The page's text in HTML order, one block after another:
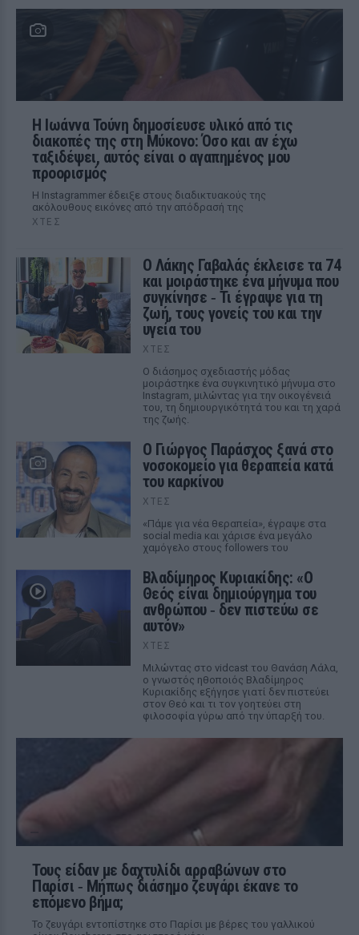
Η Ιωάννα Τούνη δημοσίευσε υλικό από τις
διακοπές της στη Μύκονο: Όσο και αν έχω
ταξιδέψει, αυτός είναι ο αγαπημένος μου
προορισμός
Η Instagrammer έδειξε στους διαδικτυακούς της
ακόλουθους εικόνες από την απόδρασή της
ΧΤΕΣ
Ο Λάκης Γαβαλάς έκλεισε τα 74
και μοιράστηκε ένα μήνυμα που
συγκίνησε ‑ Τι έγραψε για τη
ζωή, τους γονείς του και την
υγεία του
ΧΤΕΣ
Ο διάσημος σχεδιαστής μόδας
μοιράστηκε ένα συγκινητικό μήνυμα στο
Instagram, μιλώντας για την οικογένειά
του, τη δημιουργικότητά του και τη χαρά
της ζωής.
O Γιώργος Παράσχος ξανά στο
νοσοκομείο για θεραπεία κατά
του καρκίνου
ΧΤΕΣ
«Πάμε για νέα θεραπεία», έγραψε στα
social media και χάρισε ένα μεγάλο
χαμόγελο στους followers του
Βλαδίμηρος Κυριακίδης: «Ο
Θεός είναι δημιούργημα του
ανθρώπου ‑ δεν πιστεύω σε
αυτόν»
ΧΤΕΣ
Μιλώντας στο vidcast του Θανάση Λάλα,
ο γνωστός ηθοποιός Βλαδίμηρος
Κυριακίδης εξήγησε γιατί δεν πιστεύει
στον Θεό και τι τον γοητεύει στη
φιλοσοφία γύρω από την ύπαρξή του.
Τους είδαν με δαχτυλίδι αρραβώνων στο
Παρίσι ‑ Μήπως διάσημο ζευγάρι έκανε το
επόμενο βήμα;
Το ζευγάρι εντοπίστηκε στο Παρίσι με βέρες του γαλλικού